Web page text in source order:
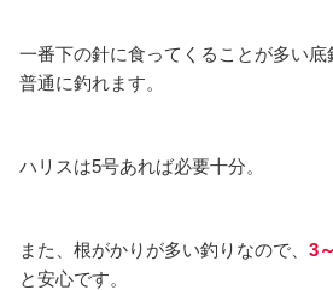
一番下の針に食ってくることが多い底
普通に釣れます。
ハリスは5号あれば必要十分。
また、根がかりが多い釣りなので、 3
と安心です。